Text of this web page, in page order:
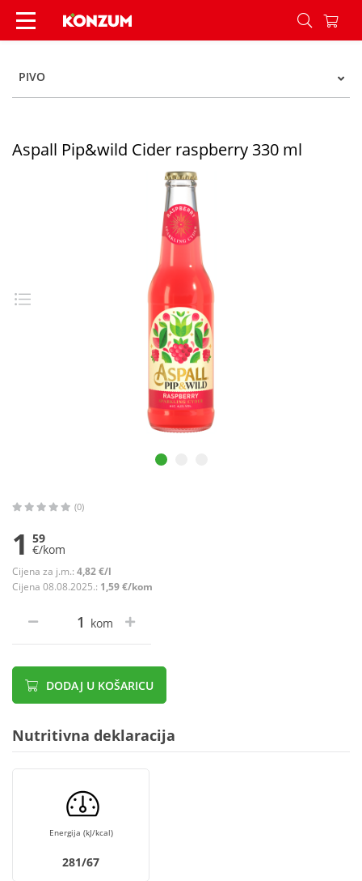
Aspall Pip&wild Cider raspberry 330 ml -
PIVO
Aspall Pip&wild Cider raspberry 330 ml
(0)
1 59
€/kom
Cijena za j.m.: 4,82 €/l
Cijena 08.08.2025.: 1,59 €/kom
kom
DODAJ U KOŠARICU
Nutritivna deklaracija
Energija (kJ/kcal)
281/67